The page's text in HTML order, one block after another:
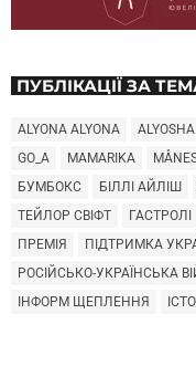
ПУБЛІКАЦІЇ ЗА
ALYONA ALYONA ALYOSHA
GO_A
MAMARIKA
БУМБОКС
БІЛЛІ АЙЛІШ
ТЕЙЛОР СВІФТ
ГАСТРОЛІ
ПРЕМІЯ
ПІДТРИМКА
РОСІЙСЬКО-УКРАЇНСЬКА
ІНФОРМ ЩЕПЛЕННЯ